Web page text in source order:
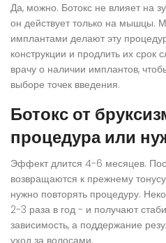
Да, можно. Ботокс не влияет на
он действует только на мышцы.
имплантами делают эту
конструкции и продлить их
врачу о наличии имплантов,
выборе точек введения.
Ботокс от
процедура или
Эффект длится 4-6 месяцев.
возвращаются к прежнему
нужно повторять процедуру.
2-3 раза в год - и получают
зависимость, а поддержание